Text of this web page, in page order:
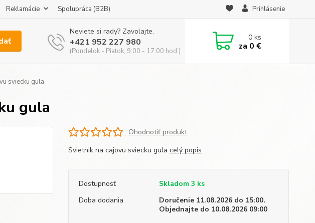
Reklamácie Spolupráca (B2B) Prihlásenie
Neviete si rady? Zavolajte.
+421 952 227 980
(Pondelok - Piatok, 9:00 - 17:00 hod.)
0ks
za 0 €
sviecku gula
gula
Ohodnotiť produkt
Svietnik na cajovu sviecku gula celý popis
Dostupnosť
Skladom 3 ks
Doba dodania
Doručenie 11.08.2026 do 15:00.
Objednajte do 10.08.2026 09:00